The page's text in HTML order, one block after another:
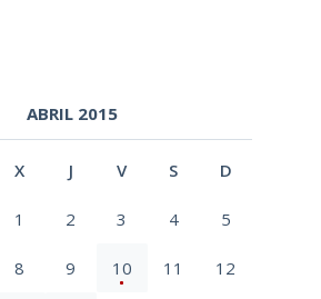
ABRIL 2015
X J V S D
1 2 3 4 5
8 9 10 11 12